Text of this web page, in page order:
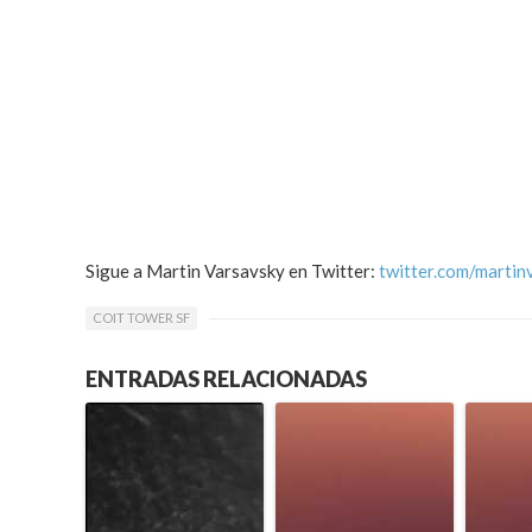
Sigue a Martin Varsavsky en Twitter: twitter.com/
COIT TOWER SF
ENTRADAS RELACIONADAS